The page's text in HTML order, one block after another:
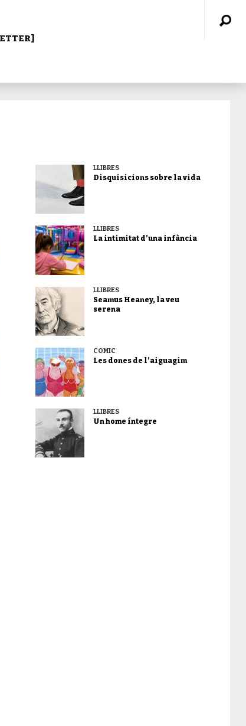
LLIBRES
Disquisicions sobre la vida
LLIBRES
La intimitat d’una infància
LLIBRES
Seamus Heaney, la veu
serena
CÒMIC
Les dones de l’aiguagim
LLIBRES
Un home íntegre